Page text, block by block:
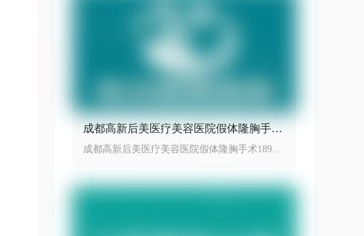
成都高新后美医疗美容医院假体隆胸手术
18999起
成都高新后美医疗美容医院假体隆胸手术18999